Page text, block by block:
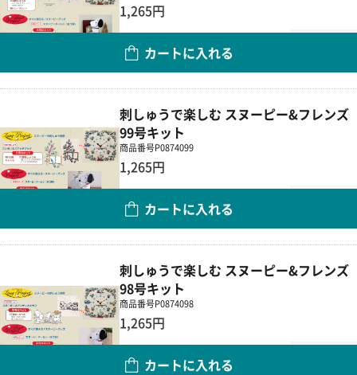
1,265円
カートに入れる
刺しゅうで楽しむ スヌーピー&フレンズ
99号キット
商品番号P0874099
1,265円
カートに入れる
刺しゅうで楽しむ スヌーピー&フレンズ
98号キット
商品番号P0874098
1,265円
カートに入れる